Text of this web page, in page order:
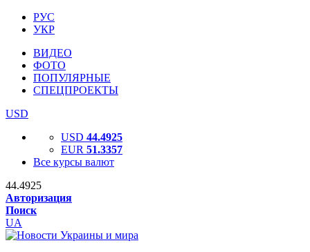
РУС
УКР
ВИДЕО
ФОТО
ПОПУЛЯРНЫЕ
СПЕЦПРОЕКТЫ
USD
USD 44.4925
EUR 51.3357
Все курсы валют
44.4925
Авторизация
Поиск
UA